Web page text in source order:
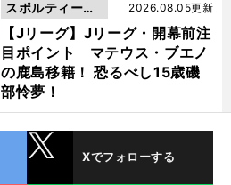
【Jリーグ】Jリーグ・開幕前注
目ポイント マテウス・ブエノ
の鹿島移籍！ 恐るべし15歳磯
部怜夢！
2026.08.05更新
スポルティーバ
動画
Xでフォローする